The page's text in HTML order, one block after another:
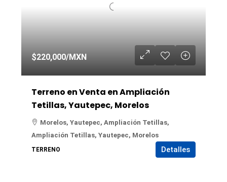
$220,000/MXN
Terreno en Venta en Ampliación
Tetillas, Yautepec, Morelos
Morelos, Yautepec, Ampliación Tetillas,
Ampliación Tetillas, Yautepec, Morelos
TERRENO Detalles